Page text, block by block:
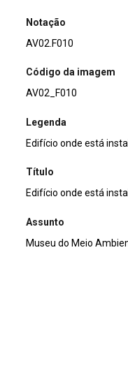
Notação
AV02.F010
Código da imagem
AV02_F010
Legenda
Edifício onde está
Título
Edifício onde está
Assunto
Museu do Meio